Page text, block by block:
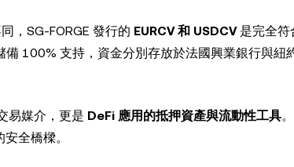
，SG-FORGE 發行的 EURCV 和 USDCV是完全符
100% 支持，資金分別存放於法國興業銀行與紐
易媒介，更是 DeFi 應用的抵押資產與流動性工具
全橋樑。